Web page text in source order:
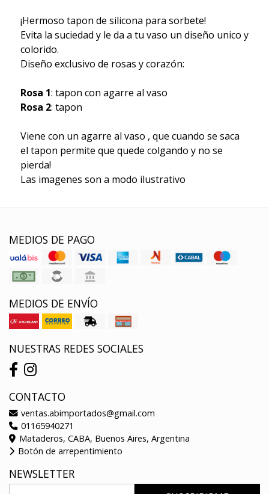
¡Hermoso tapon de silicona para sorbete!
Evita la suciedad y le da a tu vaso un diseño unico y
colorido.
Diseño exclusivo de rosas y corazón:
Rosa 1: tapon con agarre al vaso
Rosa 2: tapon
Viene con un agarre al vaso , que cuando se saca
el tapon permite que quede colgando y no se
pierda!
Las imagenes son a modo ilustrativo
MEDIOS DE PAGO
MEDIOS DE ENVÍO
NUESTRAS REDES SOCIALES
CONTACTO
ventas.abimportados@gmail.com
01165940271
Mataderos, CABA, Buenos Aires, Argentina
Botón de arrepentimiento
NEWSLETTER